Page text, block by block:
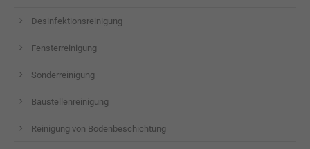
Desinfektionsreinigung
Fensterreinigung
Sonderreinigung
Baustellenreinigung
Reinigung von Bodenbeschichtung